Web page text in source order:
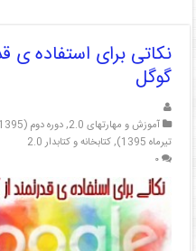
نکاتی برای استفاده ی
گوگل
آموزش و مهارتهای 2.0 ,دوره دوم (1395)
تیرماه 1395)
,کتابخانه و کتابدار 2.0
۰